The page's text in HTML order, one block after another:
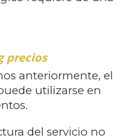
precios
anteriormente, el
utilizarse en
del servicio no